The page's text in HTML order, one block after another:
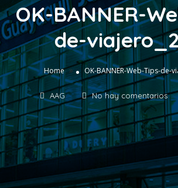
OK-BANNER-
de-
Home » OK-BANNER-Web-Tips-de-
AAG No hay comentarios